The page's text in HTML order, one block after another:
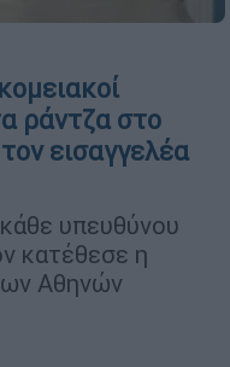
ράντζα στο
εισαγγελέα
υπευθύνου
κατέθεσε η
Αθηνών